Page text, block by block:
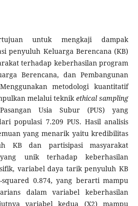
untuk mengkaji dampak
penyuluh Keluarga Berencana (KB)
terhadap keberhasilan program
Berencana, dan Pembangunan
metodologi kuantitatif
melalui teknikethical sampling
Usia Subur (PUS) yang
populasi 7.209 PUS. Hasil analisis
yang menarik yaitu kredibilitas
KB dan partisipasi masyarakat
unik terhadap keberhasilan
variabel daya tarik penyuluh KB
0.874, yang berarti mampu
dalam variabel keberhasilan
variabel kedua (X2) mampu